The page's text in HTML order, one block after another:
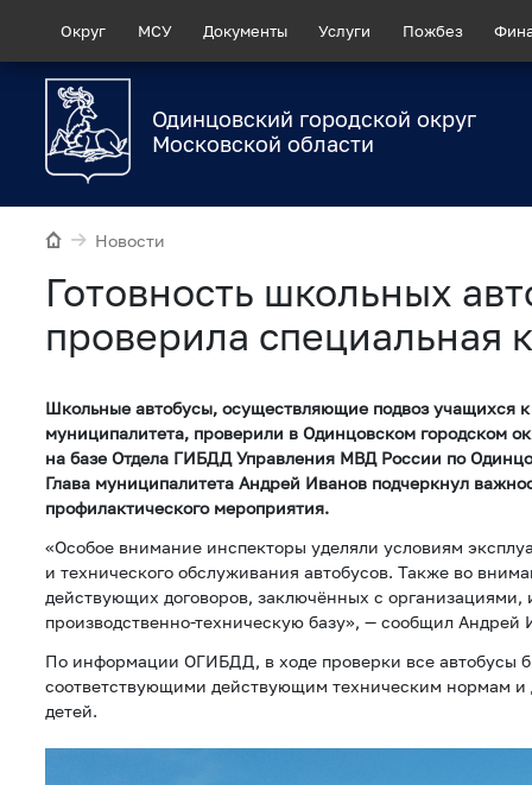
Округ МСУ Документы Услуги Пожбез
Одинцовский городской округ
Московской области
Новости
Готовность школьных
проверила специальная
Школьные автобусы, осуществляющие подвоз учащихся
муниципалитета, проверили в Одинцовском городском
на базе Отдела ГИБДД Управления МВД России по
Глава муниципалитета Андрей Иванов подчеркнул
профилактического мероприятия.
«Особое внимание инспекторы уделяли условиям
и технического обслуживания автобусов. Также во
действующих договоров, заключённых с
производственно-техническую базу», — сообщил Андрей
По информации ОГИБДД, в ходе проверки все автобусы
соответствующими действующим техническим нормам и
детей.